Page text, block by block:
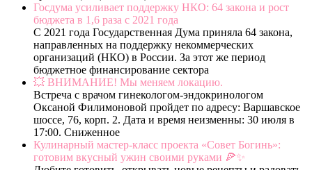
Госдума усиливает поддержку НКО: 64 закона и рост
бюджета в 1,6 раза с 2021 года
С 2021 года Государственная Дума приняла 64 закона,
направленных на поддержку некоммерческих
организаций (НКО) в России. За этот же период
бюджетное финансирование сектора
💥 ВНИМАНИЕ! Мы меняем локацию.
Встреча с врачом гинекологом-эндокринологом
Оксаной Филимоновой пройдет по адресу: Варшавское
шоссе, 76, корп. 2. Дата и время неизменны: 30 июля в
17:00. Сниженное
Кулинарный мастер-класс проекта «Совет Богинь»:
готовим вкусный ужин своими руками 🍕✨